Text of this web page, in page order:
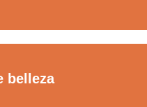
belleza